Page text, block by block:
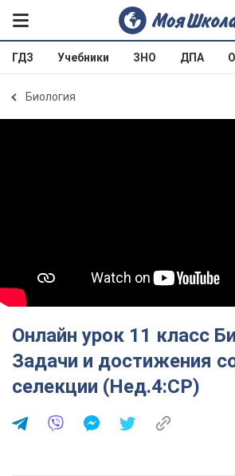
ГДЗ Учебники ЗНО ДПА
Биология
Онлайн урок 11 класс
Задачи и достижения
селекции (Нед.4:СР)